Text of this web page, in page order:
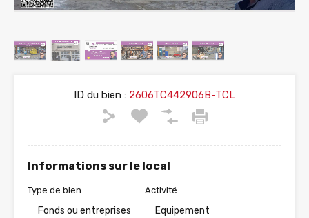
ID du bien : 2606TC442906B-TCL
Informations sur le local
Type de bien
Fonds ou entreprises
Activité
Equipement